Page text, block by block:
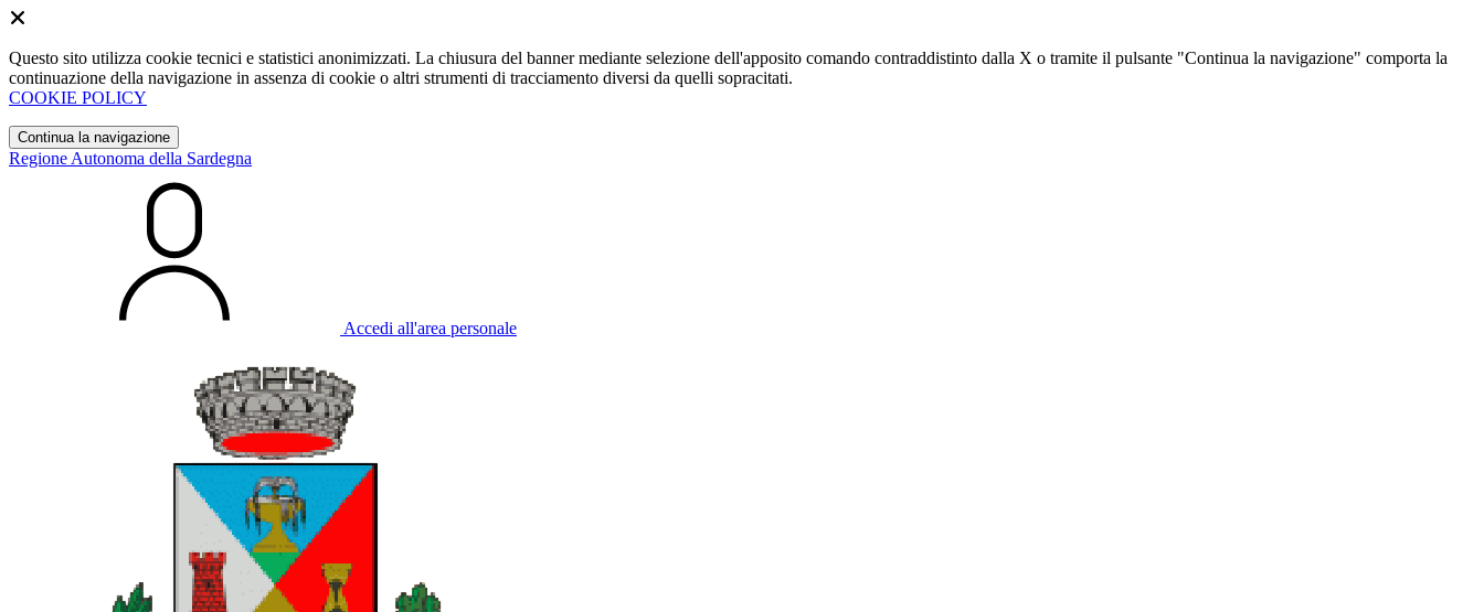
Questo sito utilizza cookie tecnici e statistici anonimizzati. La chiusura del banner mediante selezione dell'apposito comando contraddistinto dalla X o tramite il pulsante "Continua la navigazione" comporta la
continuazione della navigazione in assenza di cookie o altri strumenti di tracciamento diversi da quelli sopracitati.
COOKIE POLICY
Continua la navigazione
Regione Autonoma della Sardegna
Accedi all'area personale